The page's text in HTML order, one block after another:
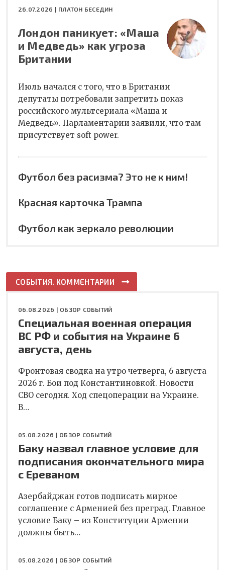
26.07.2026 | ПЛАТОН БЕСЕДИН
Лондон паникует: «Маша
и Медведь» как угроза
Британии
Июль начался с того, что в Британии
депутаты потребовали запретить показ
российского мультсериала «Маша и
Медведь». Парламентарии заявили, что там
присутствует soft power.
Футбол без расизма? Это не к ним!
Красная карточка Трампа
Футбол как зеркало революции
СОБЫТИЯ. КОММЕНТАРИИ
06.08.2026 | ОБЗОР СОБЫТИЙ
Специальная военная операция
ВС РФ и события на Украине 6
августа, день
Фронтовая сводка на утро четверга, 6 августа
2026 г. Бои под Константиновкой. Новости
СВО сегодня. Ход спецоперации на Украине.
В…
05.08.2026 | ОБЗОР СОБЫТИЙ
Баку назвал главное условие для
подписания окончательного мира
с Ереваном
Азербайджан готов подписать мирное
соглашение с Арменией без преград. Главное
условие Баку – из Конституции Армении
должны быть…
05.08.2026 | ОБЗОР СОБЫТИЙ